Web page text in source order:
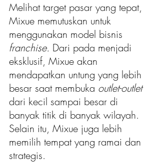
Melihat target pasar yang tepat,
Mixue memutuskan untuk
menggunakan model bisnis
franchise. Dari pada menjadi
eksklusif, Mixue akan
mendapatkan untung yang lebih
besar saat membuka outlet-outlet
dari kecil sampai besar di
banyak titik di banyak wilayah.
Selain itu, Mixue juga lebih
memilih tempat yang ramai dan
strategis.